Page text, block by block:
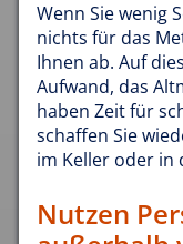
Wenn Sie wenig
nichts für das
Ihnen ab. Auf
Aufwand, das
haben Zeit für
schaffen Sie
im Keller oder in
Nutzen